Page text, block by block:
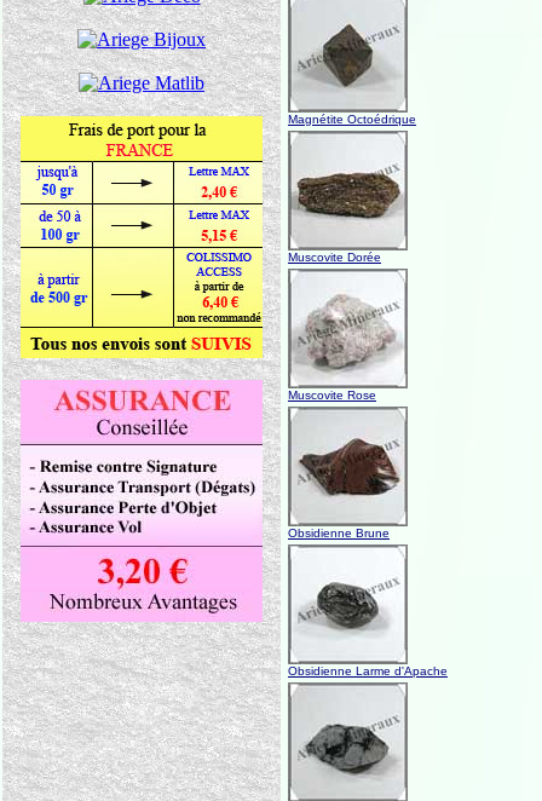
Magnétite Octoédrique
Muscovite Dorée
Muscovite Rose
Obsidienne Brune
Obsidienne Larme d'Apache